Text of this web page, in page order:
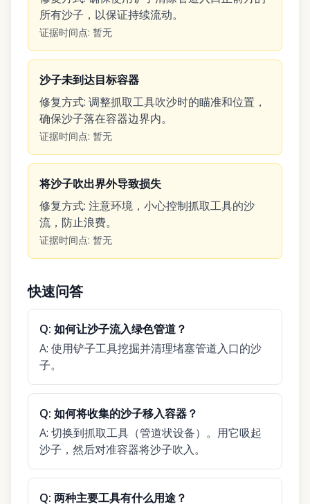
所有沙子，以保证持续流动。
证据时间点: 暂无
沙子未到达目标容器
修复方式: 调整抓取工具吹沙时的瞄准和位置，
确保沙子落在容器边界内。
证据时间点: 暂无
将沙子吹出界外导致损失
修复方式: 注意环境，小心控制抓取工具的沙
流，防止浪费。
证据时间点: 暂无
快速问答
Q: 如何让沙子流入绿色管道？
A: 使用铲子工具挖掘并清理堵塞管道入口的沙
子。
Q: 如何将收集的沙子移入容器？
A: 切换到抓取工具（管道状设备）。用它吸起
沙子，然后对准容器将沙子吹入。
Q: 两种主要工具有什么用途？